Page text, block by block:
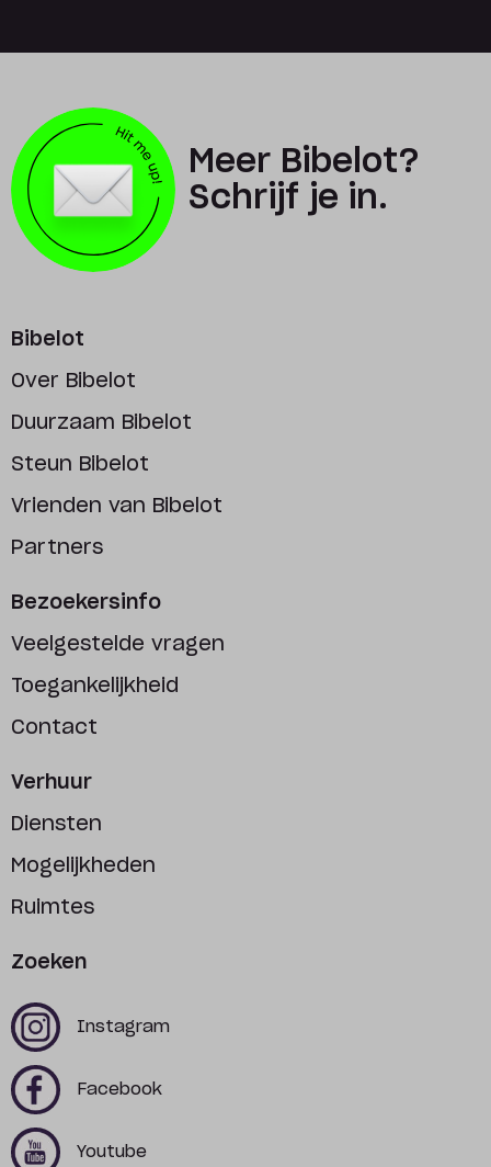
Meer Bibelot?
Schrijf je in.
Bibelot
Over Bibelot
Duurzaam Bibelot
Steun Bibelot
Vrienden van Bibelot
Partners
Bezoekersinfo
Veelgestelde vragen
Toegankelijkheid
Contact
Verhuur
Diensten
Mogelijkheden
Ruimtes
Zoeken
xx
Instagram
xx
Facebook
xx
Youtube